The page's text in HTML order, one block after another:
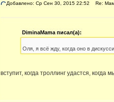
Добавлено: Ср Сен 30, 2015 22:52 Re:
DiminaMama писал(а):
Оля, я всё жду, когда оно в
вступит, когда троллинг удастся,